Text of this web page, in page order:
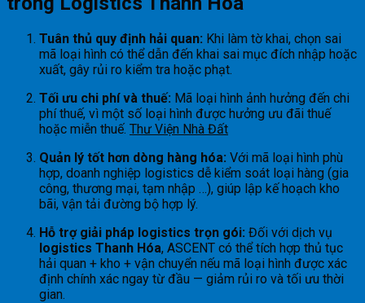
Tuân thủ quy định hải quan: Khi làm tờ khai, chọn sai
mã loại hình có thể dẫn đến khai sai mục đích nhập hoặc
xuất, gây rủi ro kiểm tra hoặc phạt.
Tối ưu chi phí và thuế: Mã loại hình ảnh hưởng đến chi
phí thuế, vì một số loại hình được hưởng ưu đãi thuế
hoặc miễn thuế. Thư Viện Nhà Đất
Quản lý tốt hơn dòng hàng hóa: Với mã loại hình phù
hợp, doanh nghiệp logistics dễ kiểm soát loại hàng (gia
công, thương mại, tạm nhập …), giúp lập kế hoạch kho
bãi, vận tải đường bộ hợp lý.
Hỗ trợ giải pháp logistics trọn gói: Đối với dịch vụ
logistics Thanh Hóa, ASCENT có thể tích hợp thủ tục
hải quan + kho + vận chuyển nếu mã loại hình được xác
định chính xác ngay từ đầu — giảm rủi ro và tối ưu thời
gian.